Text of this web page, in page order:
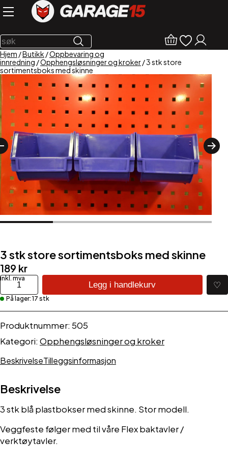
Hjem /Butikk /Oppbevaring og
innredning /Opphengsløsninger og kroker/ 3 stk store
sortimentsboks med skinne
3 stk store sortimentsboks med skinne
189 kr
3
stk
store
sortimentsboks
med
antall
Legg i handlekurv ♡
På lager: 17 stk
Produktnummer:505
Kategori:Opphengsløsninger og kroker
BeskrivelseTilleggsinformasjon
Beskrivelse
3 stk blå plastbokser med skinne. Stor modell.
Veggfeste følger med til våre Flex baktavler /
verktøytavler.